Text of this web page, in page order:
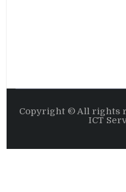
Copyright © All rights
ICT